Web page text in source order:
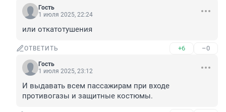
Гость
1 июля 2025, 22:24
или откатотушения
ОТВЕТИТЬ +6 –0
Гость
1 июля 2025, 23:12
И выдавать всем пассажирам при входе
противогазы и защитные костюмы.